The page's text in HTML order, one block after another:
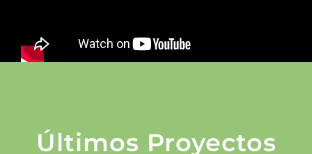
Últimos Proyectos